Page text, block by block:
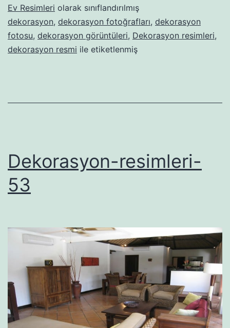
Ev Resimleri olarak sınıflandırılmış
dekorasyon, dekorasyon fotoğrafları, dekorasyon
fotosu, dekorasyon görüntüleri, Dekorasyon resimleri,
dekorasyon resmi ile etiketlenmiş
Dekorasyon-resimleri-
53